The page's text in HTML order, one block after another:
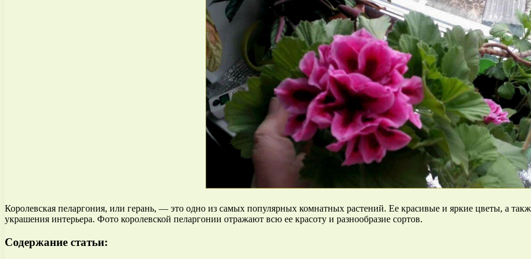
Королевская пеларгония, или герань, — это одно из самых популярных комнатных растений. Ее красивые и яркие цветы, а
украшения интерьера. Фото королевской пеларгонии отражают всю ее красоту и разнообразие сортов.
Содержание статьи: